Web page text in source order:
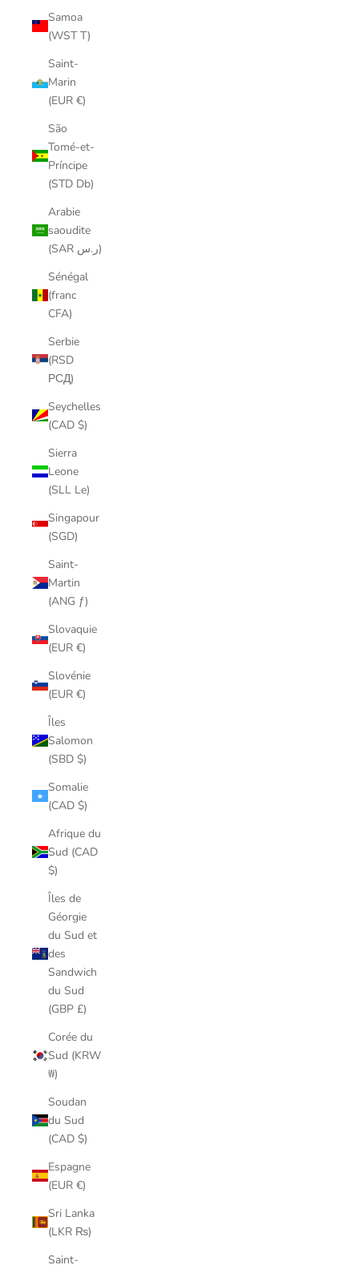
Samoa
(WST T)
Saint-
Marin
(EUR €)
São
Tomé-et-
Príncipe
(STD Db)
Arabie
saoudite
(SAR ر.س)
Sénégal
(franc
CFA)
Serbie
(RSD
РСД)
Seychelles
(CAD $)
Sierra
Leone
(SLL Le)
Singapour
(SGD)
Saint-
Martin
(ANG ƒ)
Slovaquie
(EUR €)
Slovénie
(EUR €)
Îles
Salomon
(SBD $)
Somalie
(CAD $)
Afrique du
Sud (CAD
$)
Îles de
Géorgie
du Sud et
des
Sandwich
du Sud
(GBP £)
Corée du
Sud (KRW
₩)
Soudan
du Sud
(CAD $)
Espagne
(EUR €)
Sri Lanka
(LKR ₨)
Saint-